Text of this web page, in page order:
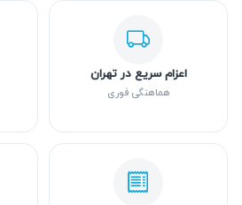
اعزام سریع در تهران
هماهنگی فوری